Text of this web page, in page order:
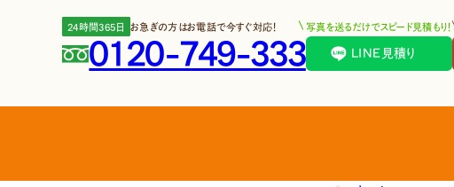
24時間365日 お急ぎの方はお電話で今すぐ対応！
0120-749-333
写真を送るだけでスピード見積もり！
LINE見積り